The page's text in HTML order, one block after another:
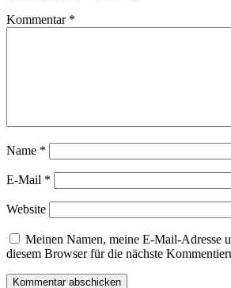
Kommentar *
Name *
E-Mail *
Website
Meinen Namen, meine E-Mail-Adresse
diesem Browser für die nächste